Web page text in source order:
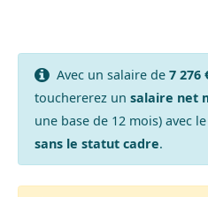
Avec un salaire de 7 276
touchererez un salaire net
une base de 12 mois) avec
sans le statut cadre.